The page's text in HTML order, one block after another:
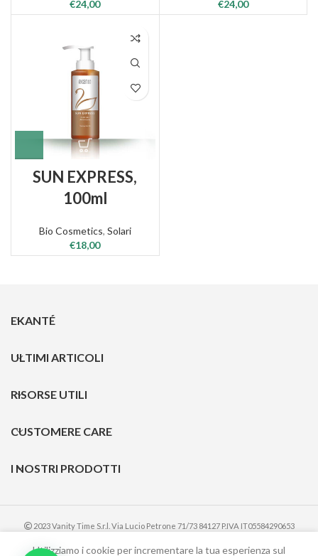
€24,00
€24,00
SUN EXPRESS,
100ml
Bio Cosmetics, Solari
€18,00
EKANTÉ
ULTIMI ARTICOLI
RISORSE UTILI
CUSTOMERE CARE
I NOSTRI PRODOTTI
2023 Vanity Time S.r.l. Via Lucio Petrone 71/73 84127 P.IVA IT05584290653
Utilizziamo i cookie per incrementare la tua esperienza sul